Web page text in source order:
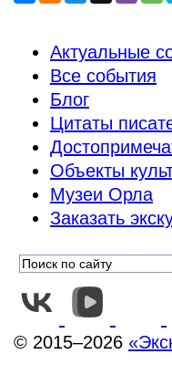
Актуальные
Все события
Блог
Цитаты
Объекты
Музеи Орла
Заказать
© 2015–2026